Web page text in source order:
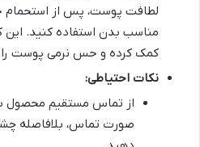
لطافت پوست، پس از استحمام
مناسب بدن استفاده کنید. این
کمک کرده و حس نرمی پوست را
نکات احتیاطی:
از تماس مستقیم محصول
صورت تماس، بلافاصله